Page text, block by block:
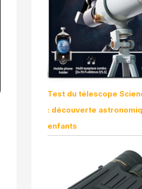
Test du télescope
: découverte
enfants